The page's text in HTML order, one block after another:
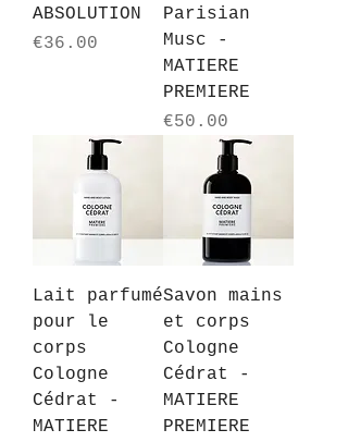
ABSOLUTION
Price
€36.00
Parisian
Musc -
MATIERE
PREMIERE
Price
€50.00
Lait parfumé
pour le
corps
Cologne
Cédrat -
MATIERE
Savon mains
et corps
Cologne
Cédrat -
MATIERE
PREMIERE